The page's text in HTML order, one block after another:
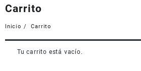
Carrito
Inicio Carrito
Tu carrito está vacío.